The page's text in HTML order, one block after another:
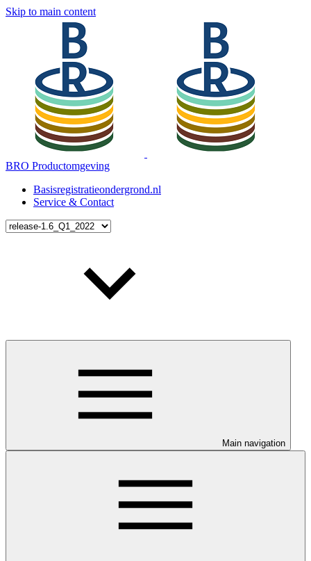
Skip to main content
BRO Productomgeving
Basisregistratieondergrond.nl
Service & Contact
Main navigation